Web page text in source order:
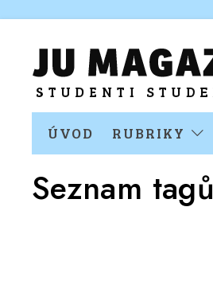
ÚVOD RUBRIKY
Seznam tagů